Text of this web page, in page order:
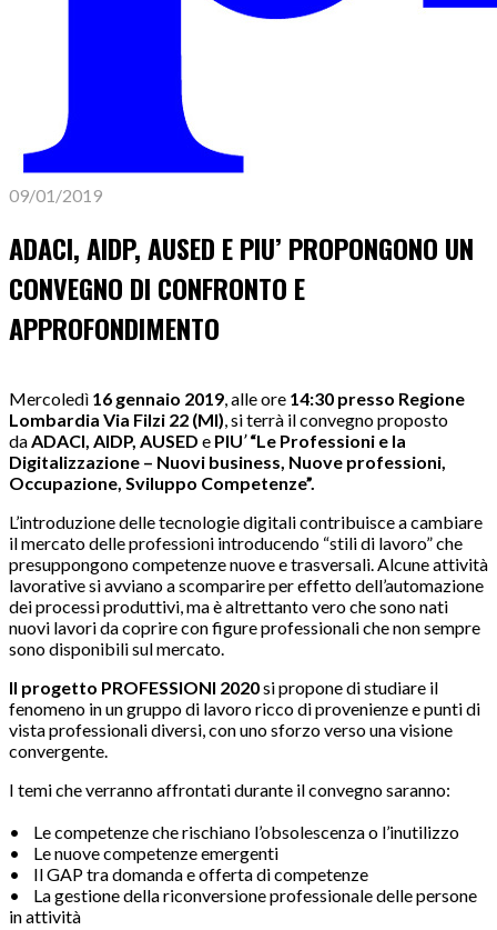
09/01/2019
ADACI, AIDP, AUSED E PIU’ PROPONGONO UN
CONVEGNO DI CONFRONTO E
APPROFONDIMENTO
Mercoledì 16 gennaio 2019, alle ore 14:30 presso Regione
Lombardia Via Filzi 22 (MI), si terrà il convegno proposto
daADACI, AIDP, AUSED e PIU’“Le Professioni e la
Digitalizzazione – Nuovi business, Nuove professioni,
Occupazione, Sviluppo Competenze”.
L’introduzione delle tecnologie digitali contribuisce a cambiare
il mercato delle professioni introducendo “stili di lavoro” che
presuppongono competenze nuove e trasversali. Alcune attività
lavorative si avviano a scomparire per effetto dell’automazione
dei processi produttivi, ma è altrettanto vero che sono nati
nuovi lavori da coprire con figure professionali che non sempre
sono disponibili sul mercato.
Il progetto PROFESSIONI 2020si propone di studiare il
fenomeno in un gruppo di lavoro ricco di provenienze e punti di
vista professionali diversi, con uno sforzo verso una visione
convergente.
I temi che verranno affrontati durante il convegno saranno:
• Le competenze che rischiano l’obsolescenza o l’inutilizzo
• Le nuove competenze emergenti
• Il GAP tra domanda e offerta di competenze
• La gestione della riconversione professionale delle persone
in attività